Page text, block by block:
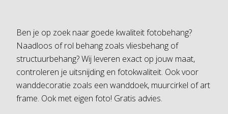
Ben je op zoek naar goede kwaliteit fotobehang?
Naadloos of rol behang zoals vliesbehang of
structuurbehang? Wij leveren exact op jouw maat,
controleren je uitsnijding en fotokwaliteit. Ook voor
wanddecoratie zoals een wanddoek, muurcirkel of art
frame. Ook met eigen foto! Gratis advies.